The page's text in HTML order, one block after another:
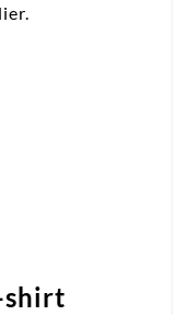
shirt